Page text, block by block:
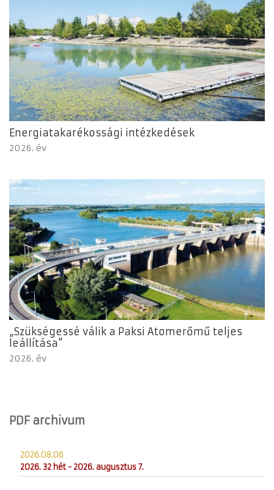
Energiatakarékossági intézkedések
2026. év
„Szükségessé válik a Paksi Atomerőmű teljes
leállítása”
2026. év
PDF archivum
2026.08.06
2026. 32 hét - 2026. augusztus 7.